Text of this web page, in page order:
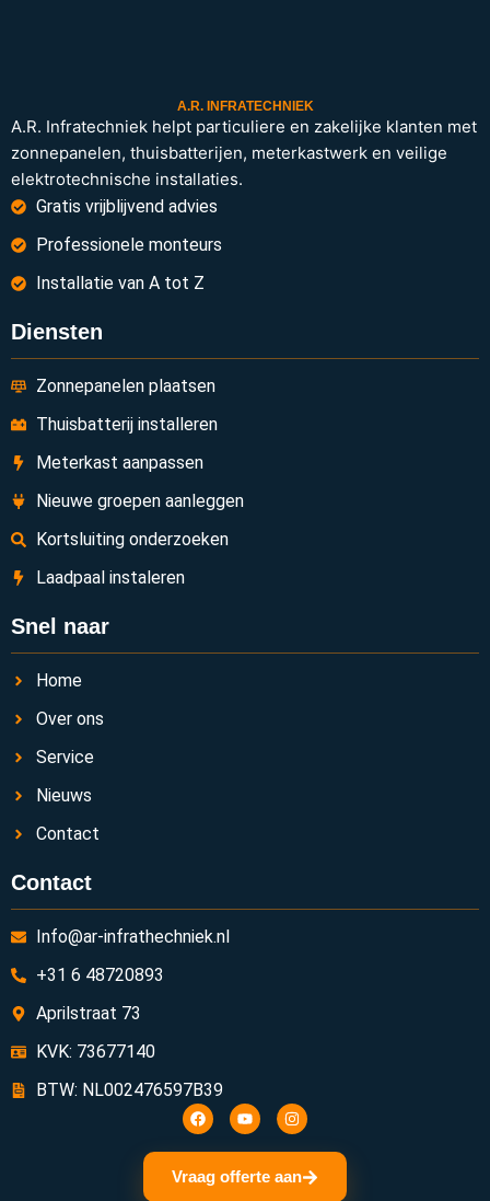
A.R. INFRATECHNIEK
A.R. Infratechniek helpt particuliere en zakelijke klanten met
zonnepanelen, thuisbatterijen, meterkastwerk en veilige
elektrotechnische installaties.
Gratis vrijblijvend advies
Professionele monteurs
Installatie van A tot Z
Diensten
Zonnepanelen plaatsen
Thuisbatterij installeren
Meterkast aanpassen
Nieuwe groepen aanleggen
Kortsluiting onderzoeken
Laadpaal instaleren
Snel naar
Home
Over ons
Service
Nieuws
Contact
Contact
Info@ar-infrathechniek.nl
+31 6 48720893
Aprilstraat 73
KVK: 73677140
BTW: NL002476597B39
Vraag offerte aan